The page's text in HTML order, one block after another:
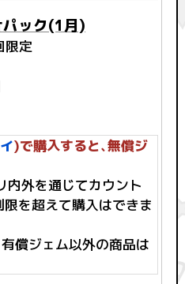
パック(1月)
定
)で購入すると、無償ジ
外を通じてカウント
を超えて購入はできま
償ジェム以外の商品は